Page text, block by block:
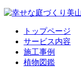
トップページ
サービス内容
施工事例
植物図鑑